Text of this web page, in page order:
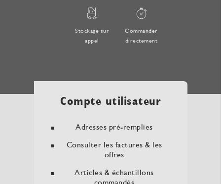
Stockage sur
appel
Commander
directement
Compte utilisateur
Adresses pré-remplies
Consulter les factures & les
offres
Articles & échantillons